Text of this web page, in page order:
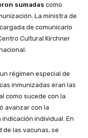
sumadas como
La ministra de
de comunicarlo
Cultural Kirchner
régimen especial de
inmunizadas eran las
como sucede con la
avanzar con la
individual. En
de las vacunas, se